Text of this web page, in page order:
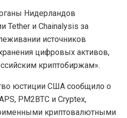
Нидерландов
Tether и Chainalysis за
источников
цифровых активов,
криптобиржам».
юстиции США сообщило о
PM2BTC и Cryptex,
криптовалютными